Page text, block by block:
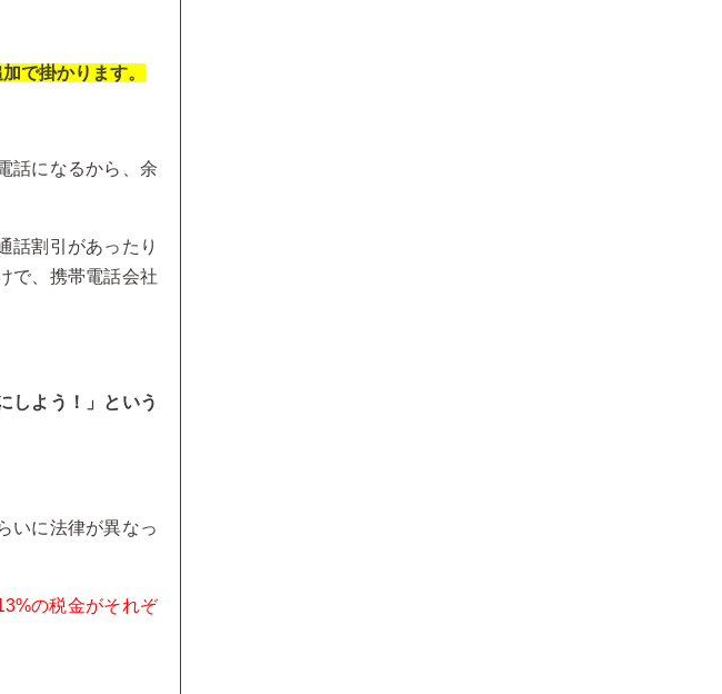
で掛かります。
話になるから、余
話割引があったり
で、携帯電話会社
しよう！」という
いに法律が異なっ
の税金がそれぞ